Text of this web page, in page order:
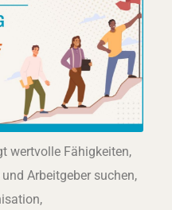
wertvolle Fähigkeiten,
Arbeitgeber suchen,